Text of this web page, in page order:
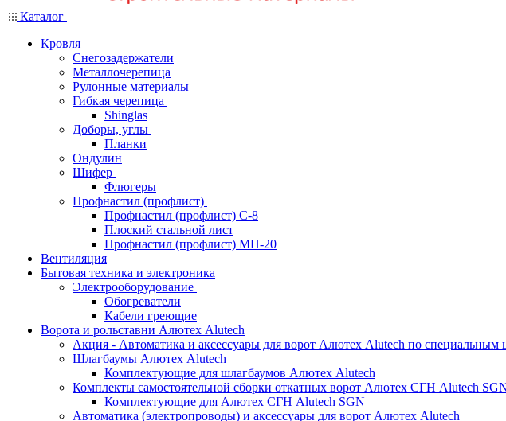
Каталог
Кровля
Снегозадержатели
Металлочерепица
Рулонные материалы
Гибкая черепица
Shinglas
Доборы, углы
Планки
Ондулин
Шифер
Флюгеры
Профнастил (профлист)
Профнастил (профлист) С-8
Плоский стальной лист
Профнастил (профлист) МП-20
Вентиляция
Бытовая техника и электроника
Электрооборудование
Обогреватели
Кабели греющие
Ворота и рольставни Алютех Alutech
Акция - Автоматика и аксессуары для ворот Алютех Alutech по специальным
Шлагбаумы Алютех Alutech
Комплектующие для шлагбаумов Алютех Alutech
Комплекты самостоятельной сборки откатных ворот Алютех СГН Alutech
Комплектующие для Алютех СГН Alutech SGN
Автоматика (электропроводы) и аксессуары для ворот Алютех Alutech